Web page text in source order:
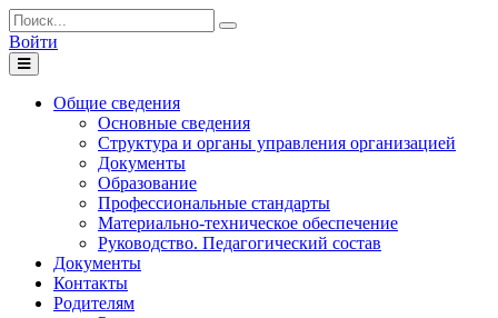
Войти
Toggle
navigation
Общие сведения
Основные сведения
Структура и органы управления организацией
Документы
Образование
Профессиональные стандарты
Материально-техническое обеспечение
Руководство. Педагогический состав
Документы
Контакты
Родителям